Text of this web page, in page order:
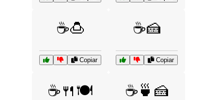
☕🍮
Copiar
☕🍰
Copiar
☕🍴🍽️ ☕🍵🍰